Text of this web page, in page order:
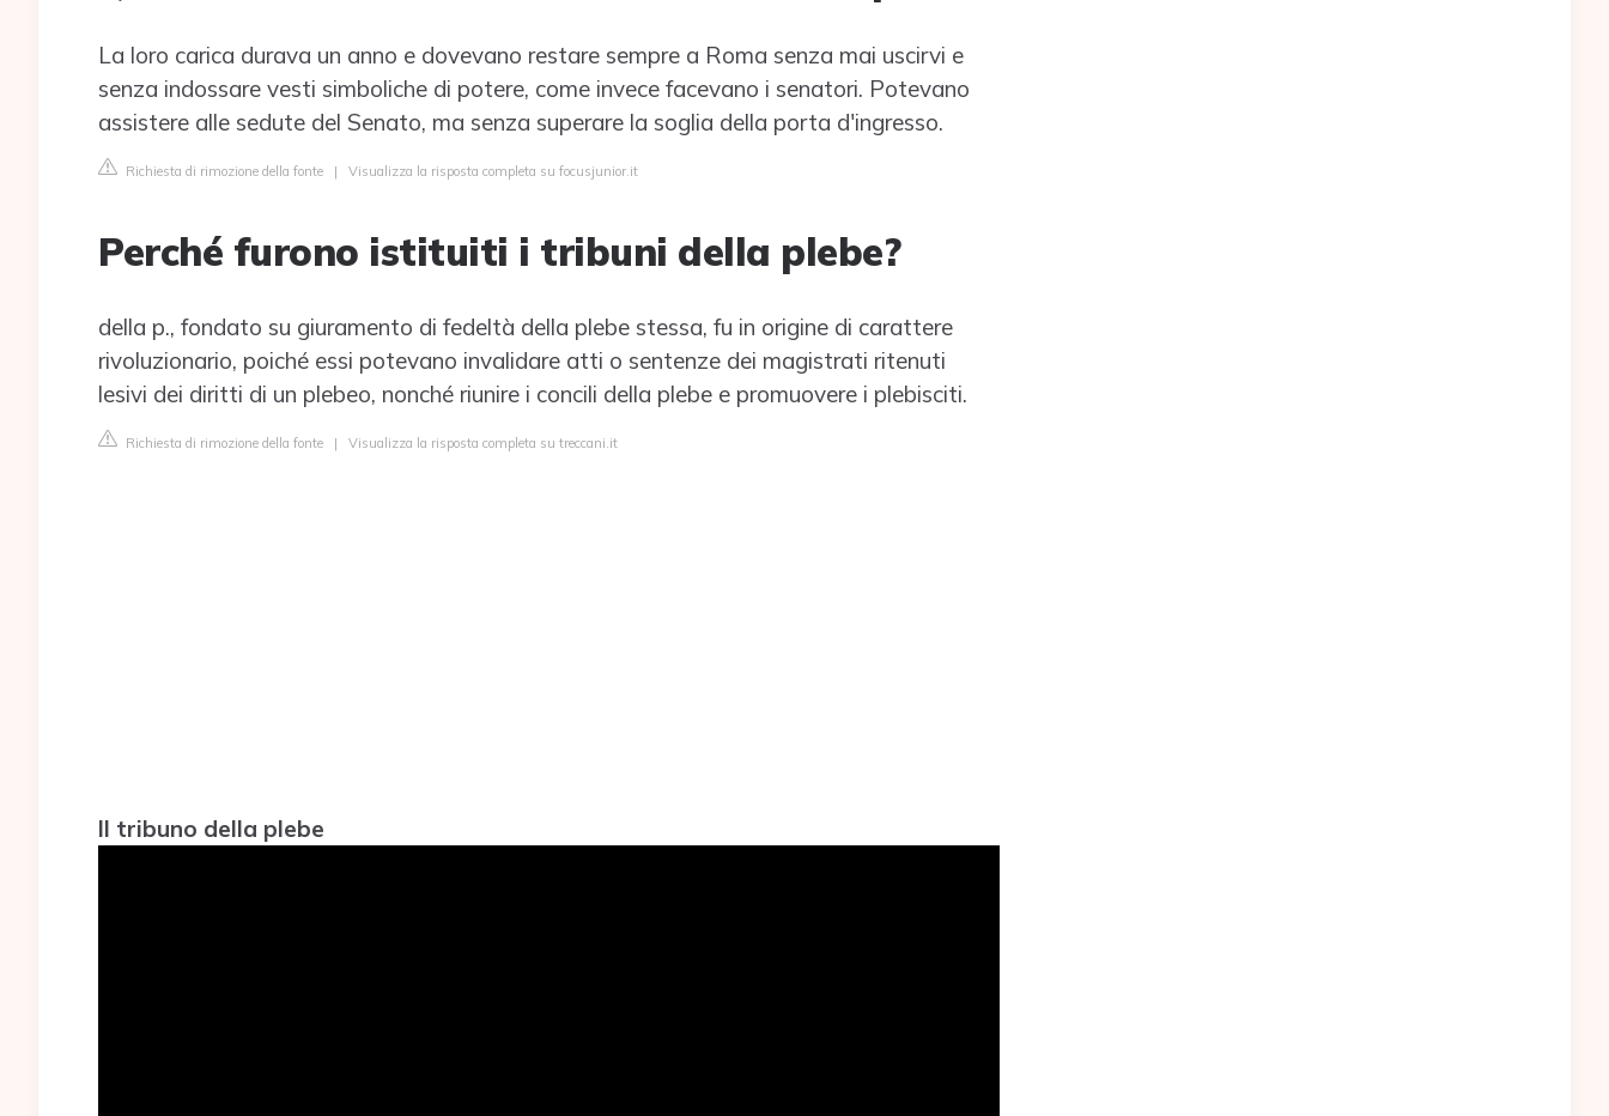
La loro carica durava un anno e dovevano restare sempre a Roma senza mai uscirvi e
senza indossare vesti simboliche di potere, come invece facevano i senatori. Potevano
assistere alle sedute del Senato, ma senza superare la soglia della porta d'ingresso.
Richiesta di rimozione della fonte | Visualizza la risposta completa su focusjunior.it
Perché furono istituiti i tribuni della plebe?
della p., fondato su giuramento di fedeltà della plebe stessa, fu in origine di carattere
rivoluzionario, poiché essi potevano invalidare atti o sentenze dei magistrati ritenuti
lesivi dei diritti di un plebeo, nonché riunire i concili della plebe e promuovere i plebisciti.
Richiesta di rimozione della fonte | Visualizza la risposta completa su treccani.it
Il tribuno della plebe